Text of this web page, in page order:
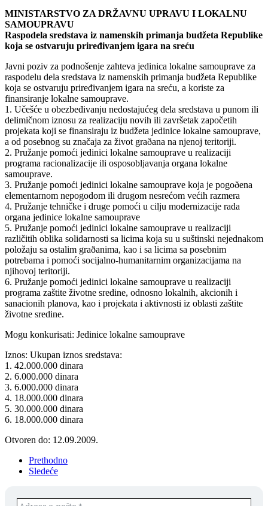
MINISTARSTVO ZA DRŽAVNU UPRAVU I LOKALNU
SAMOUPRAVU
Raspodela sredstava iz namenskih primanja budžeta Republike
koja se ostvaruju priređivanjem igara na sreću
Javni poziv za podnošenje zahteva jedinica lokalne samouprave za
raspodelu dela sredstava iz namenskih primanja budžeta Republike
koja se ostvaruju priređivanjem igara na sreću, a koriste za
finansiranje lokalne samouprave.
1. Učešće u obezbeđivanju nedostajućeg dela sredstava u punom ili
delimičnom iznosu za realizaciju novih ili završetak započetih
projekata koji se finansiraju iz budžeta jedinice lokalne samouprave,
a od posebnog su značaja za život graðana na njenoj teritoriji.
2. Pružanje pomoći jedinici lokalne samouprave u realizaciji
programa racionalizacije ili osposobljavanja organa lokalne
samouprave.
3. Pružanje pomoći jedinici lokalne samouprave koja je pogoðena
elementarnom nepogodom ili drugom nesrećom većih razmera
4. Pružanje tehničke i druge pomoći u cilju modernizacije rada
organa jedinice lokalne samouprave
5. Pružanje pomoći jedinici lokalne samouprave u realizaciji
različitih oblika solidarnosti sa licima koja su u suštinski nejednakom
položaju sa ostalim graðanima, kao i sa licima sa posebnim
potrebama i pomoći socijalno-humanitarnim organizacijama na
njihovoj teritoriji.
6. Pružanje pomoći jedinici lokalne samouprave u realizaciji
programa zaštite životne sredine, odnosno lokalnih, akcionih i
sanacionih planova, kao i projekata i aktivnosti iz oblasti zaštite
životne sredine.
Mogu konkurisati: Jedinice lokalne samouprave
Iznos: Ukupan iznos sredstava:
1. 42.000.000 dinara
2. 6.000.000 dinara
3. 6.000.000 dinara
4. 18.000.000 dinara
5. 30.000.000 dinara
6. 18.000.000 dinara
Otvoren do: 12.09.2009.
Prethodno
Sledeće